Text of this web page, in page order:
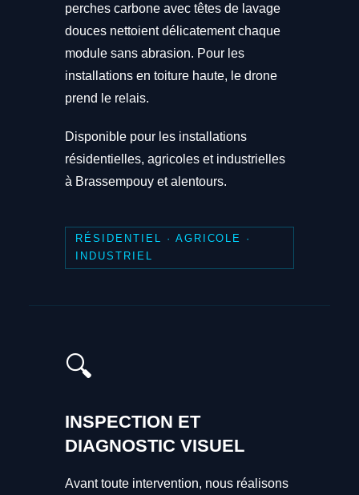
perches carbone avec têtes de lavage
douces nettoient délicatement chaque
module sans abrasion. Pour les
installations en toiture haute, le drone
prend le relais.
Disponible pour les installations
résidentielles, agricoles et industrielles
à Brassempouy et alentours.
RÉSIDENTIEL · AGRICOLE ·
INDUSTRIEL
🔍
INSPECTION ET
DIAGNOSTIC VISUEL
Avant toute intervention, nous réalisons